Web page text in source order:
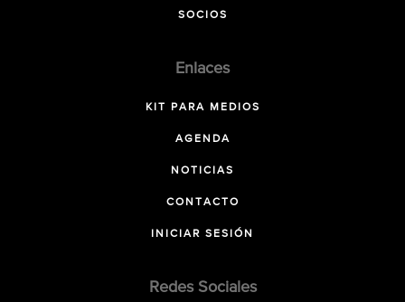
SOCIOS
Enlaces
KIT PARA MEDIOS
AGENDA
NOTICIAS
CONTACTO
INICIAR SESIÓN
Redes Sociales